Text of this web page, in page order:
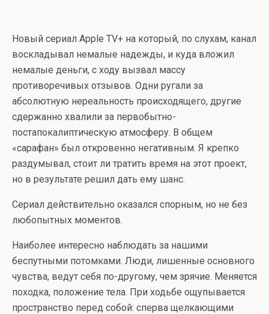
Новый сериал Apple TV+ на который, по слухам, канал
воскладывал немалые надежды, и куда вложил
немалые деньги, с ходу вызвал массу
противоречивых отзывов. Одни ругали за
абсолютную нереальность происходящего, другие
сдержанно хвалили за первобытно-
постапокалиптическую атмосферу. В общем
«сарафан» был откровенно негативным. Я крепко
раздумывал, стоит ли тратить время на этот проект,
но в результате решил дать ему шанс.
Сериал действительно оказался спорным, но не без
любопытных моментов.
Наиболее интересно наблюдать за нашими
беспутными потомками. Люди, лишенные основного
чувства, ведут себя по-другому, чем зрячие. Меняется
походка, положение тела. При ходьбе ощупывается
пространство перед собой: сперва щелкающими